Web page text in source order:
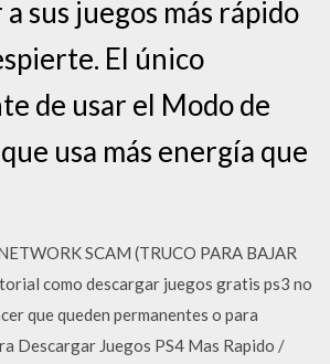
sus juegos más rápido
El único
de usar el Modo de
usa más energía que
SCAM (TRUCO PARA BAJAR
como descargar juegos gratis ps3 no
que queden permanentes o para
Descargar Juegos PS4 Mas Rapido /